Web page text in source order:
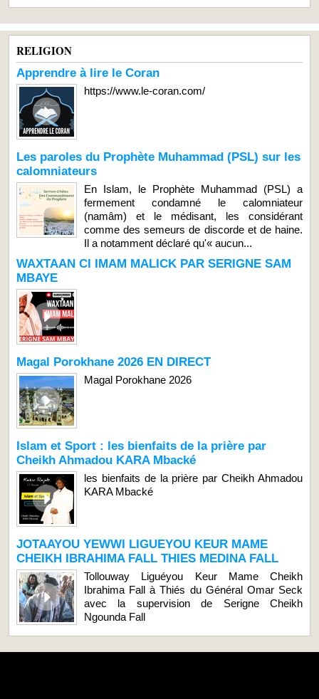
RELIGION
Apprendre à lire le Coran
https://www.le-coran.com/
Les paroles du Prophète Muhammad (PSL) sur les
calomniateurs
En Islam, le Prophète Muhammad (PSL) a
fermement condamné le calomniateur
(namâm) et le médisant, les considérant
comme des semeurs de discorde et de haine.
Il a notamment déclaré qu'« aucun...
WAXTAAN CI IMAM MALICK PAR SERIGNE SAM
MBAYE
Magal Porokhane 2026 EN DIRECT
Magal Porokhane 2026
Islam et Sport : les bienfaits de la prière par
Cheikh Ahmadou KARA Mbacké
les bienfaits de la prière par Cheikh Ahmadou
KARA Mbacké
JOTAAYOU YEWWI LIGUEYOU KEUR MAME
CHEIKH IBRAHIMA FALL THIES MEDINA FALL
Tollouway Liguéyou Keur Mame Cheikh
Ibrahima Fall à Thiés du Général Omar Seck
avec la supervision de Serigne Cheikh
Ngounda Fall